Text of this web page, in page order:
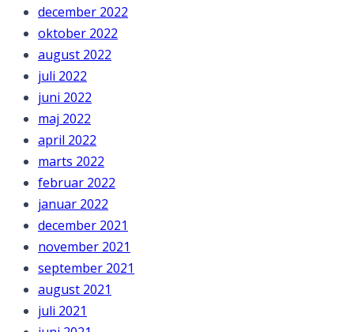
december 2022
oktober 2022
august 2022
juli 2022
juni 2022
maj 2022
april 2022
marts 2022
februar 2022
januar 2022
december 2021
november 2021
september 2021
august 2021
juli 2021